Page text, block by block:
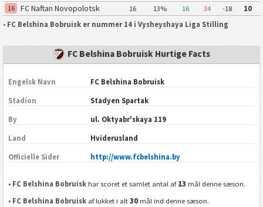
16
FC Naftan Novopolotsk 16 13% 16 34 -18
10
• FC Belshina Bobruisk er nummer 14 i Vysheyshaya Liga Stilling
FC Belshina Bobruisk Hurtige Facts
Engelsk Navn FC Belshina Bobruisk
Stadion Stadyen Spartak
By ul. Oktyabr'skaya 119
Land Hviderusland
Officielle Sider http://www.fcbelshina.by
• FC Belshina Bobruisk har scoret et samlet antal af 13 mål denne sæson.
• FC Belshina Bobruisk af lukket i alt30 mål ind denne sæson.